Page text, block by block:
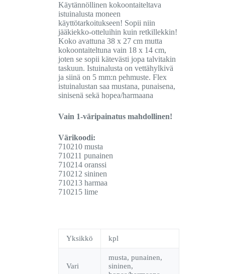
Käytännöllinen kokoontaiteltava
istuinalusta moneen
käyttötarkoitukseen! Sopii niin
jääkiekko-otteluihin kuin retkillekkin!
Koko avattuna 38 x 27 cm mutta
kokoontaiteltuna vain 18 x 14 cm,
joten se sopii kätevästi jopa talvitakin
taskuun. Istuinalusta on vettähylkivä
ja siinä on 5 mm:n pehmuste. Flex
istuinalustan saa mustana, punaisena,
sinisenä sekä hopea/harmaana
Vain 1-väripainatus mahdollinen!
Värikoodi:
710210 musta
710211 punainen
710214 oranssi
710212 sininen
710213 harmaa
710215 lime
Yksikkö kpl
Vari
musta, punainen,
sininen,